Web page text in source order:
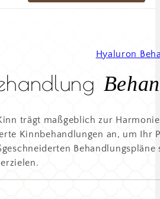
Hyaluron
trägt maßgeblich zur
Kinnbehandlungen an, um Ihr